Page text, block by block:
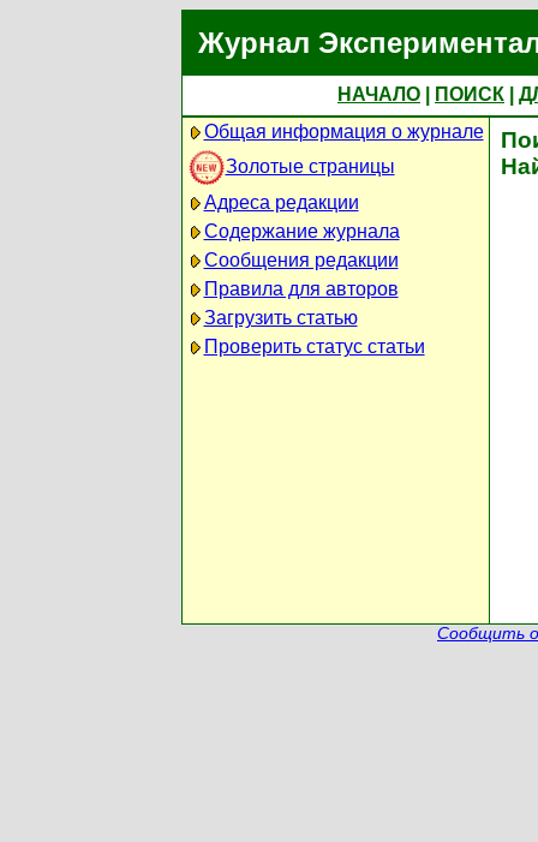
Журнал
НАЧАЛО ПОИСК
Общая информация о журнале
Золотые страницы
Адреса редакции
Содержание журнала
Сообщения редакции
Правила для авторов
Загрузить статью
Проверить статус статьи
Сообщить о